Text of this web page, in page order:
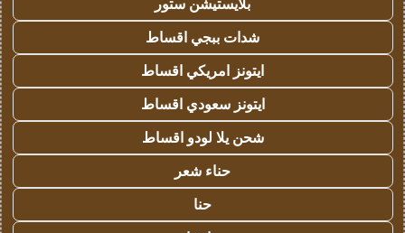
بلايستيشن ستور
شدات ببجي اقساط
ايتونز امريكي اقساط
ايتونز سعودي اقساط
شحن يلا لودو اقساط
حناء شعر
حنا